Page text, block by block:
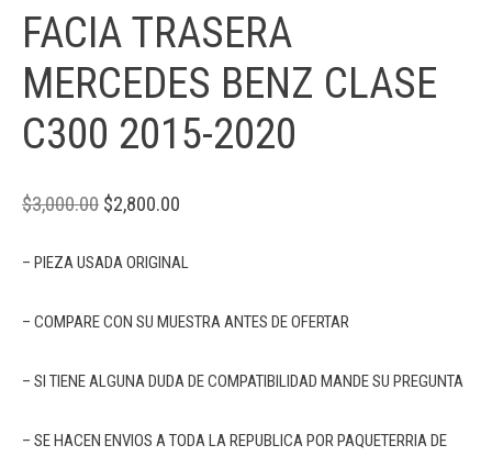
FACIA TRASERA
MERCEDES BENZ CLASE
C300 2015-2020
$3,000.00 $2,800.00
– PIEZA USADA ORIGINAL
– COMPARE CON SU MUESTRA ANTES DE OFERTAR
– SI TIENE ALGUNA DUDA DE COMPATIBILIDAD MANDE SU PREGUNTA
– SE HACEN ENVIOS A TODA LA REPUBLICA POR PAQUETERRIA DE